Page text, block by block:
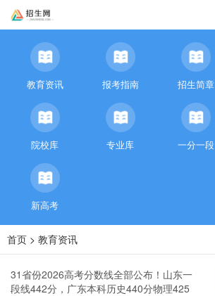
教育资讯 报考指南 招生简章
院校库 专业库 一分一段
新高考
首页 > 教育资讯
31省份2026高考分数线全部公布！山东一
段线442分，广东本科历史440分物理425